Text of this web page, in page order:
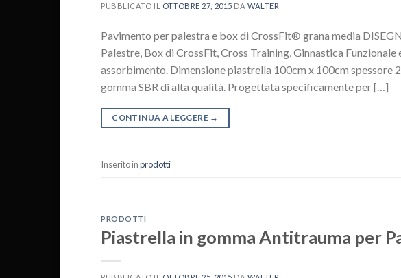
PUBBLICATO IL OTTOBRE 27, 2015 DAWALTER
Pavimento per palestra e box di CrossFit® grana media
Palestre, Box di CrossFit, Cross Training, Ginnastica
assorbimento. Dimensione piastrella 100cm x 100cm spessore
gomma SBR di alta qualità. Progettata specificamente per […]
CONTINUA A LEGGERE →
Inserito inprodotti
PRODOTTI
Piastrella in gomma Antitrauma per